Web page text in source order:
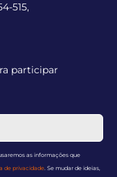
515,
participar
as informações que
de privacidade . Se mudar de ideias,